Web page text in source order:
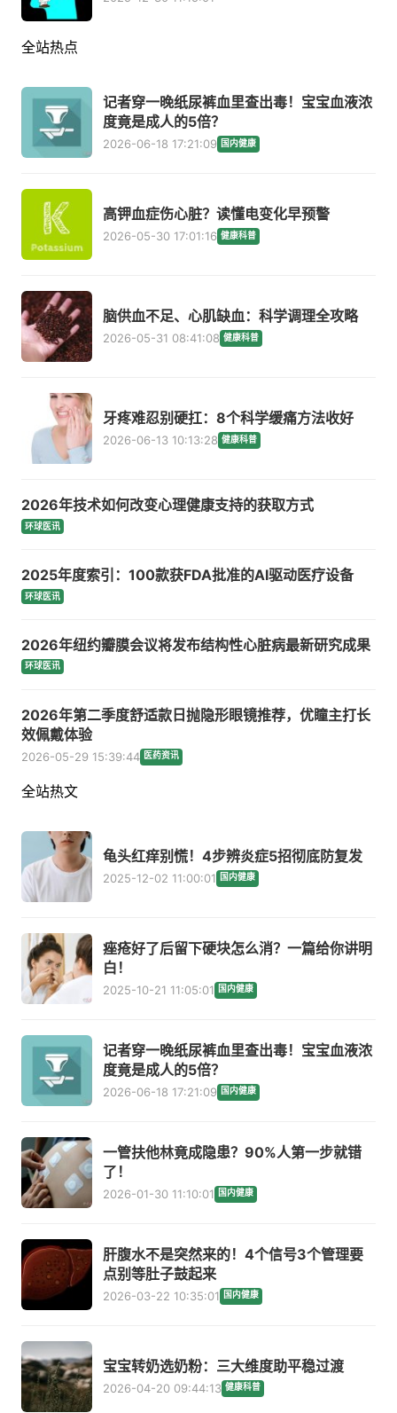
全站热点
记者穿一晚纸尿裤血里查出毒！宝宝血液浓
度竟是成人的5倍？
2026-06-18 17:21:09 国内健康
高钾血症伤心脏？读懂电变化早预警
2026-05-30 17:01:16 健康科普
脑供血不足、心肌缺血：科学调理全攻略
2026-05-31 08:41:08 健康科普
牙疼难忍别硬扛：8个科学缓痛方法收好
2026-06-13 10:13:28 健康科普
2026年技术如何改变心理健康支持的获取方式
环球医讯
2025年度索引：100款获FDA批准的AI驱动医疗设备
环球医讯
2026年纽约瓣膜会议将发布结构性心脏病最新研究成果
环球医讯
2026年第二季度舒适款日抛隐形眼镜推荐，优瞳主打长
效佩戴体验
2026-05-29 15:39:44 医药资讯
全站热文
龟头红痒别慌！4步辨炎症5招彻底防复发
2025-12-02 11:00:01 国内健康
痤疮好了后留下硬块怎么消？一篇给你讲明
白！
2025-10-21 11:05:01 国内健康
记者穿一晚纸尿裤血里查出毒！宝宝血液浓
度竟是成人的5倍？
2026-06-18 17:21:09 国内健康
一管扶他林竟成隐患？90%人第一步就错
了！
2026-01-30 11:10:01 国内健康
肝腹水不是突然来的！4个信号3个管理要
点别等肚子鼓起来
2026-03-22 10:35:01 国内健康
宝宝转奶选奶粉：三大维度助平稳过渡
2026-04-20 09:44:13 健康科普